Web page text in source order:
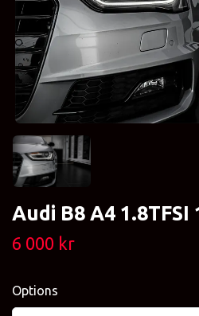
Audi B8 A4 1.8TFSI
6 000 kr
Options